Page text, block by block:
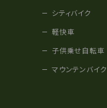
シティバイク
軽快車
子供乗せ自転車
マウンテンバイク